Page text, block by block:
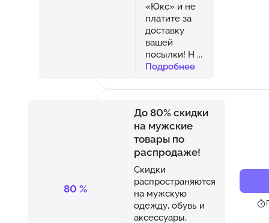
«Юкс» и не
платите за
доставку
вашей
посылки! Н ...
Подробнее
80 %
До 80% скидки
на мужские
товары по
распродаже!
Скидки
распространяются
на мужскую
одежду, обувь и
аксессуары,